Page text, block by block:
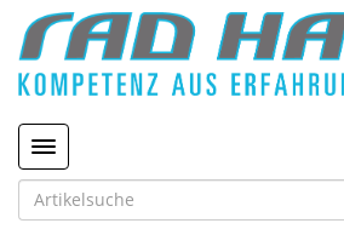
Toggle navigation